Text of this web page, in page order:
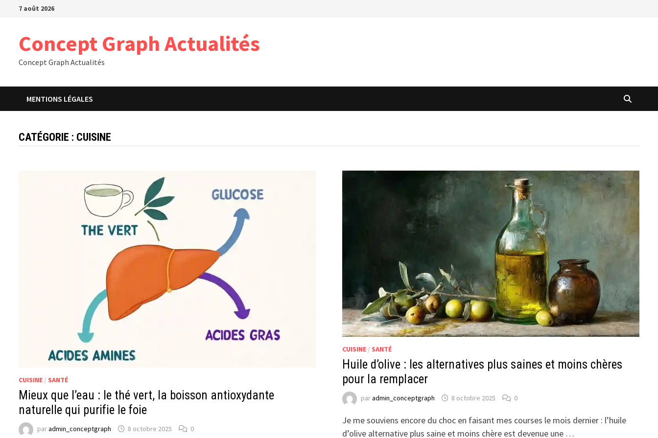
Passer7 août 2026
Concept Graph Actualités
Concept Graph Actualités
MENTIONS LÉGALES
CATÉGORIE : CUISINE
CUISINE / SANTÉ
Mieux que l’eau : le thé vert, la boisson antioxydante
naturelle qui purifie le foie
paradmin_conceptgraph 8 octobre 2025 0
CUISINE / SANTÉ
Huile d’olive : les alternatives plus saines et moins chères
pour la remplacer
paradmin_conceptgraph 8 octobre 2025 0
Je me souviens encore du choc en faisant mes courses le mois dernier : l’huile
d’olive alternative plus saine et moins chère est devenue une …